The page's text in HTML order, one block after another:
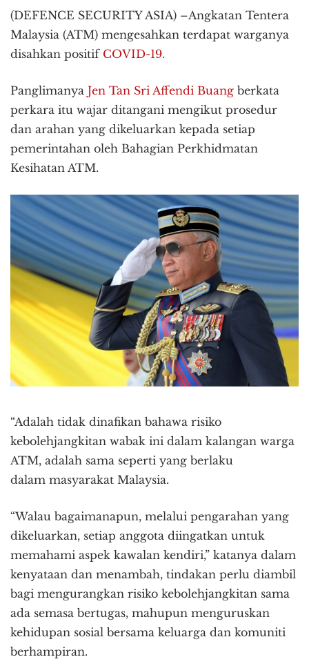
(DEFENCE SECURITY ASIA) –Angkatan Tentera
Malaysia (ATM) mengesahkan terdapat warganya
disahkan positif COVID-19.
Panglimanya Jen Tan Sri Affendi Buang berkata
perkara itu wajar ditangani mengikut prosedur
dan arahan yang dikeluarkan kepada setiap
pemerintahan oleh Bahagian Perkhidmatan
Kesihatan ATM.
“Adalah tidak dinafikan bahawa risiko
kebolehjangkitan wabak ini dalam kalangan warga
ATM, adalah sama seperti yang berlaku
dalam masyarakat Malaysia.
“Walau bagaimanapun, melalui pengarahan yang
dikeluarkan, setiap anggota diingatkan untuk
memahami aspek kawalan kendiri,” katanya dalam
kenyataan dan menambah, tindakan perlu diambil
bagi mengurangkan risiko kebolehjangkitan sama
ada semasa bertugas, mahupun menguruskan
kehidupan sosial bersama keluarga dan komuniti
berhampiran.